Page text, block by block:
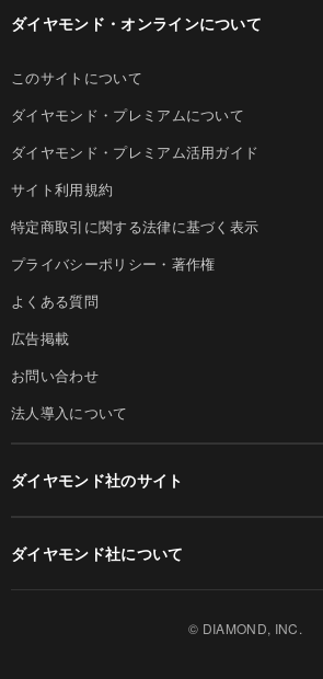
ダイヤモンド・オンラインについて
このサイトについて
ダイヤモンド・プレミアムについて
ダイヤモンド・プレミアム活用ガイド
サイト利用規約
特定商取引に関する法律に基づく表示
プライバシーポリシー・著作権
よくある質問
広告掲載
お問い合わせ
法人導入について
ダイヤモンド社のサイト
ダイヤモンド社について
© DIAMOND, INC.